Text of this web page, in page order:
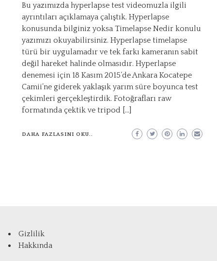
Bu yazımızda hyperlapse test videomuzla ilgili
ayrıntıları açıklamaya çalıştık. Hyperlapse
konusunda bilginiz yoksa Timelapse Nedir konulu
yazımızı okuyabilirsiniz. Hyperlapse timelapse
türü bir uygulamadır ve tek farkı kameranın sabit
değil hareket halinde olmasıdır. Hyperlapse
denemesi için 18 Kasım 2015’de Ankara Kocatepe
Camii’ne giderek yaklaşık yarım süre boyunca test
çekimleri gerçekleştirdik. Fotoğrafları raw
formatında çektik ve tripod […]
DAHA FAZLASINI OKU..
Gizlilik
Hakkında